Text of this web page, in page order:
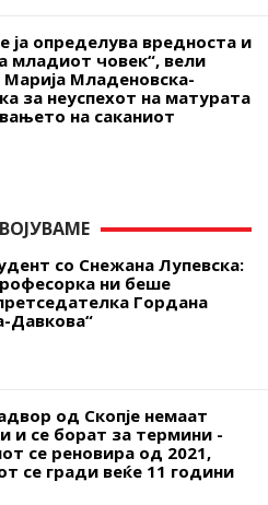
ја определува вредноста и
младиот човек“, вели
Марија Младеновска-
за неуспехот на матурата
на саканиот
со Снежана Лупевска:
ни беше
Гордана
Давкова“
од Скопје немаат
и се борат за термини -
се реновира од 2021,
се гради веќе 11 години